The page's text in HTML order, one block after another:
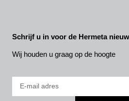
Schrijf u in voor de Hermeta
Wij houden u graag op de hoogte